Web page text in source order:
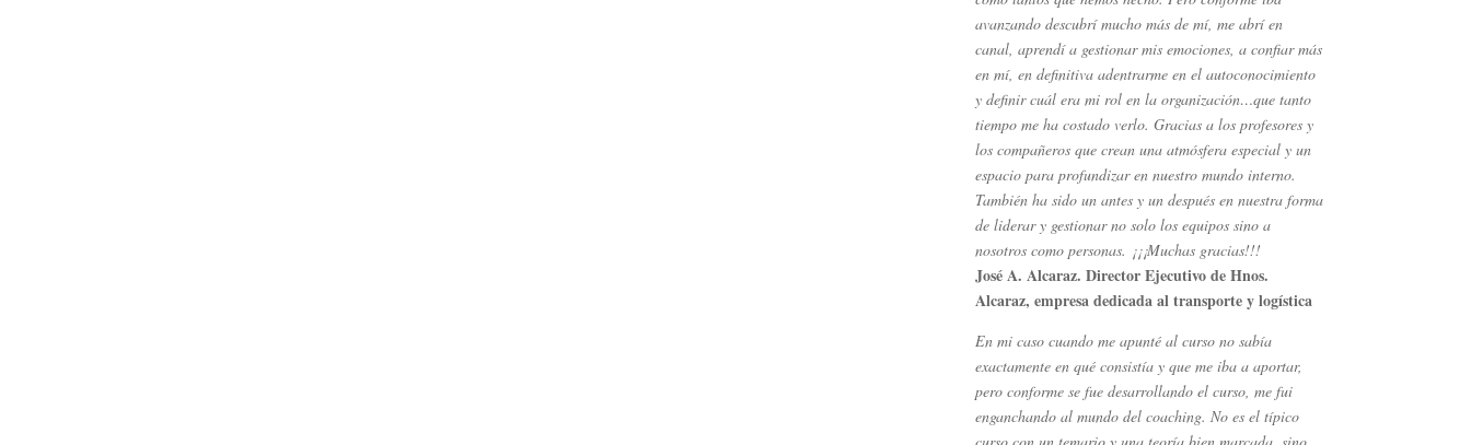
avanzando descubrí mucho más de mí, me abrí en
canal, aprendí a gestionar mis emociones, a confiar más
en mí, en definitiva adentrarme en el autoconocimiento
y definir cuál era mi rol en la organización…que tanto
tiempo me ha costado verlo. Gracias a los profesores y
los compañeros que crean una atmósfera especial y un
espacio para profundizar en nuestro mundo interno.
También ha sido un antes y un después en nuestra forma
de liderar y gestionar no solo los equipos sino a
nosotros como personas. ¡¡¡Muchas gracias!!!
José A. Alcaraz. Director Ejecutivo de Hnos.
Alcaraz, empresa dedicada al transporte y logística
En mi caso cuando me apunté al curso no sabía
exactamente en qué consistía y que me iba a aportar,
pero conforme se fue desarrollando el curso, me fui
enganchando al mundo del coaching. No es el típico